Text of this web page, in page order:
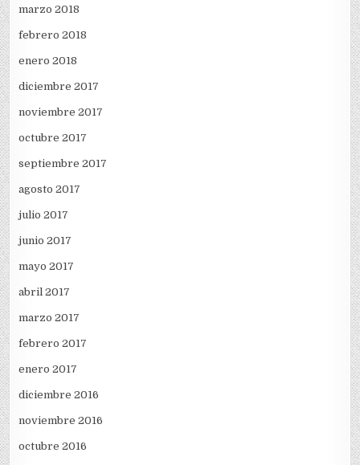
marzo 2018
febrero 2018
enero 2018
diciembre 2017
noviembre 2017
octubre 2017
septiembre 2017
agosto 2017
julio 2017
junio 2017
mayo 2017
abril 2017
marzo 2017
febrero 2017
enero 2017
diciembre 2016
noviembre 2016
octubre 2016